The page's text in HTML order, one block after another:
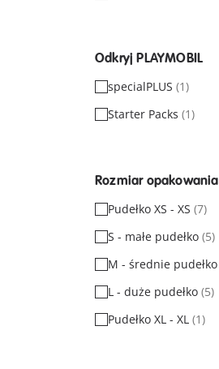
Odkryj PLAYMOBIL
specialPLUS (1)
Starter Packs (1)
Rozmiar opakowania
Pudełko XS - XS (7)
S - małe pudełko (5)
M - średnie pudełko
L - duże pudełko (5)
Pudełko XL - XL (1)